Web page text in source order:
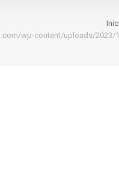
wp-content/uploads/2023/